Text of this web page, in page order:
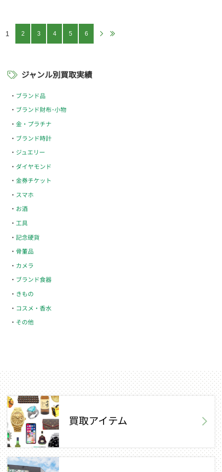
1 2 3 4 5 6
ジャンル別買取実績
ブランド品
ブランド財布･小物
金・プラチナ
ブランド時計
ジュエリー
ダイヤモンド
金券チケット
スマホ
お酒
工具
記念硬貨
骨董品
カメラ
ブランド食器
きもの
コスメ・香水
その他
買取アイテム